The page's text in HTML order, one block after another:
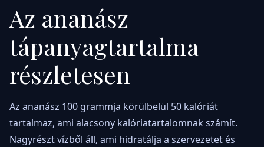
Az ananász
tápanyagtartalma
részletesen
Az ananász 100 grammja körülbelül 50 kalóriát
tartalmaz, ami alacsony kalóriatartalomnak számít.
Nagyrészt vízből áll, ami hidratálja a szervezetet és